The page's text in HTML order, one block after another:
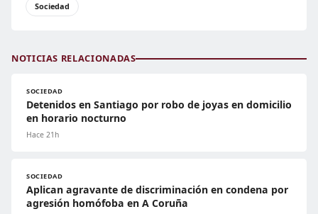
Sociedad
NOTICIAS RELACIONADAS
SOCIEDAD
Detenidos en Santiago por robo de joyas en domicilio
en horario nocturno
Hace 21h
SOCIEDAD
Aplican agravante de discriminación en condena por
agresión homófoba en A Coruña